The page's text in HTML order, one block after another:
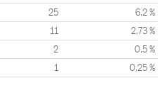
25 6,2 %
11 2,73 %
2 0,5 %
1 0,25 %